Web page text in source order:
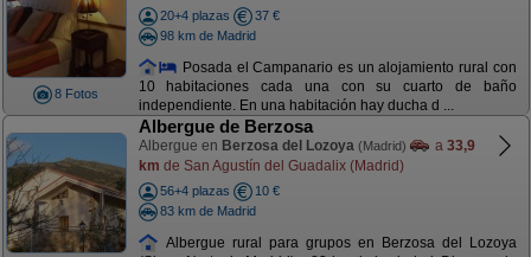
8 Fotos
20+4 plazas
37 €
98 km de Madrid
Posada el Campanario es un alojamiento rural con
10 habitaciones cada una con su cuarto de baño
independiente. En una habitación hay ducha d ...
Albergue de Berzosa
Albergue en Berzosa del Lozoya (Madrid) a 33,9
km de San Agustín del Guadalix (Madrid)
56+4 plazas
10 €
83 km de Madrid
Albergue rural para grupos en Berzosa del Lozoya